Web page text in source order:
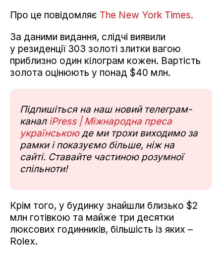
Про це повідомляє The New York Times.
За даними видання, слідчі виявили
у резиденції 303 золоті злитки вагою
приблизно один кілограм кожен. Вартість
золота оцінюють у понад $40 млн.
Підпишіться на наш новий телеграм-
канал iPress | Міжнародна преса
українськоюде ми трохи виходимо за
рамки і показуємо більше, ніж на
сайті. Ставайте частиною розумної
спільноти!
Крім того, у будинку знайшли близько $2
млн готівкою та майже три десятки
люксових годинників, більшість із яких –
Rolex.